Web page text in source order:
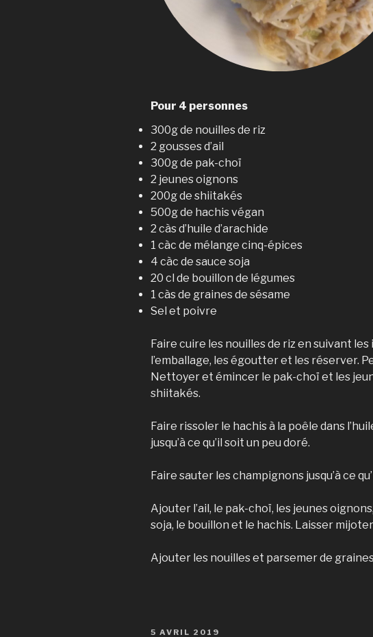
Pour 4 personnes
300g de nouilles de riz
2 gousses d’ail
300g de pak-choï
2 jeunes oignons
200g de shiitakés
500g de hachis végan
2 càs d’huile d’arachide
1 càc de mélange cinq-épices
4 càc de sauce soja
20 cl de bouillon de légumes
1 càs de graines de sésame
Sel et poivre
Faire cuire les nouilles de riz en suivant
l’emballage, les égoutter et les réserver.
Nettoyer et émincer le pak-choï et les
shiitakés.
Faire rissoler le hachis à la poêle dans
jusqu’à ce qu’il soit un peu doré.
Faire sauter les champignons jusqu’à ce
Ajouter l’ail, le pak-choï, les jeunes
soja, le bouillon et le hachis. Laisser
Ajouter les nouilles et parsemer de
PUBLIÉ
5 AVRIL 2019